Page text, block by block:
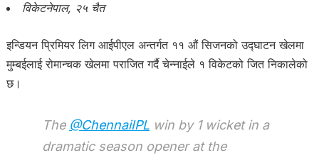
विकेटनेपाल, २५ चैत
इन्डियन प्रिमियर लिग आईपीएल अन्तर्गत ११ औं सिजनको उद्घाटन खेलमा
मुम्बईलाई रोमान्चक खेलमा पराजित गर्दै चेन्नाईले १ विकेटको जित निकालेको
छ।
The @ChennaiIPLwin by 1 wicket in a
dramatic season opener at the